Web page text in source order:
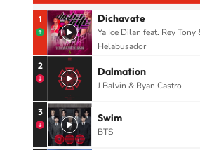
1 Dichavate
Ya Ice Dilan feat. Rey Tony
Helabusador
2 Dalmation
J Balvin & Ryan Castro
3 Swim
BTS